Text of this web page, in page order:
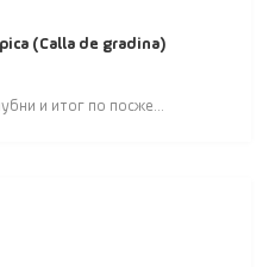
(Calla de gradina)
и итог по посже...